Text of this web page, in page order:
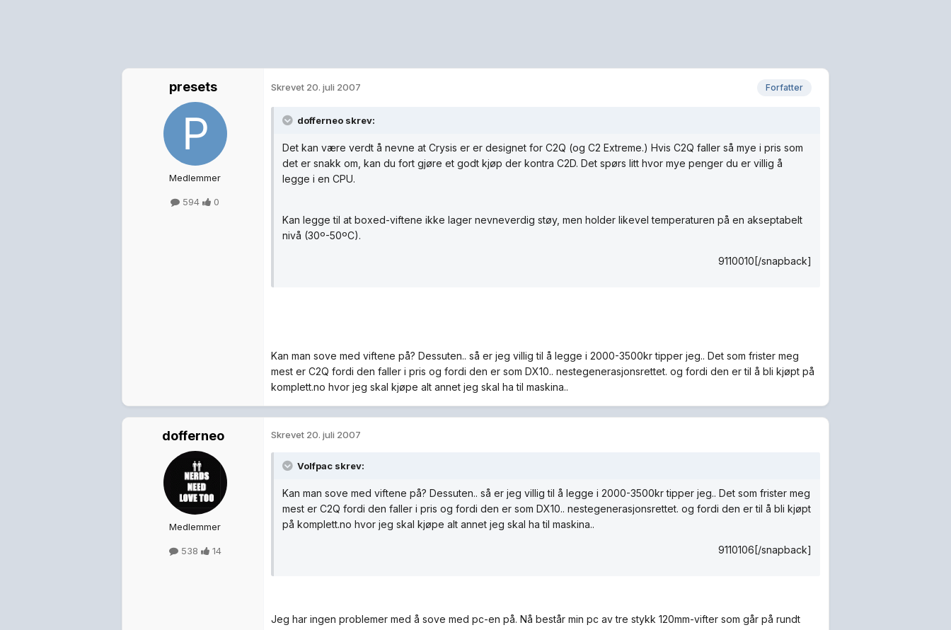
presets
Medlemmer
594 0
Forfatter
Skrevet 20. juli 2007
dofferneo skrev:
Det kan være verdt å nevne at Crysis er er designet for C2Q (og C2 Extreme.) Hvis C2Q faller så mye i pris som
det er snakk om, kan du fort gjøre et godt kjøp der kontra C2D. Det spørs litt hvor mye penger du er villig å
legge i en CPU.
Kan legge til at boxed-viftene ikke lager nevneverdig støy, men holder likevel temperaturen på en akseptabelt
nivå (30º-50ºC).
9110010[/snapback]
Kan man sove med viftene på? Dessuten.. så er jeg villig til å legge i 2000-3500kr tipper jeg.. Det som frister meg
mest er C2Q fordi den faller i pris og fordi den er som DX10.. nestegenerasjonsrettet. og fordi den er til å bli kjøpt på
komplett.no hvor jeg skal kjøpe alt annet jeg skal ha til maskina..
dofferneo
Medlemmer
538 14
Skrevet 20. juli 2007
Volfpac skrev:
Kan man sove med viftene på? Dessuten.. så er jeg villig til å legge i 2000-3500kr tipper jeg.. Det som frister meg
mest er C2Q fordi den faller i pris og fordi den er som DX10.. nestegenerasjonsrettet. og fordi den er til å bli kjøpt
på komplett.no hvor jeg skal kjøpe alt annet jeg skal ha til maskina..
9110106[/snapback]
Jeg har ingen problemer med å sove med pc-en på. Nå består min pc av tre stykk 120mm-vifter som går på rundt